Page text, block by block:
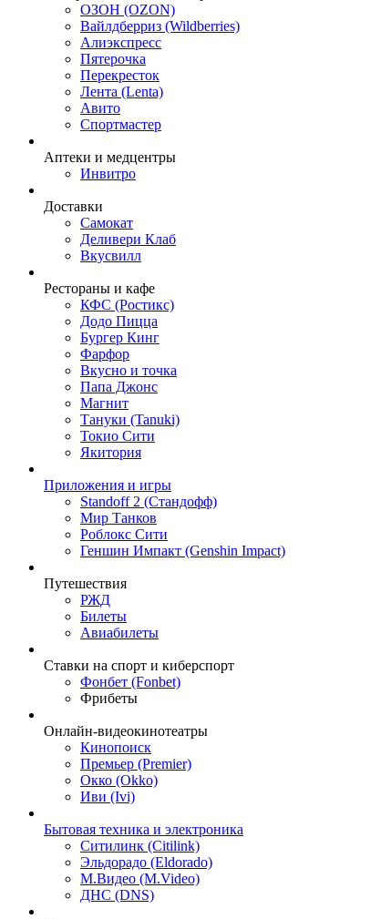
ОЗОН (OZON)
Вайлдберриз (Wildberries)
Алиэкспресс
Пятерочка
Перекресток
Лента (Lenta)
Авито
Спортмастер
Аптеки и медцентры
Инвитро
Доставки
Самокат
Деливери Клаб
Вкусвилл
Рестораны и кафе
КФС (Ростикс)
Додо Пицца
Бургер Кинг
Фарфор
Вкусно и точка
Папа Джонс
Магнит
Тануки (Tanuki)
Токио Сити
Якитория
Приложения и игры
Standoff 2 (Стандофф)
Мир Танков
Роблокс Сити
Геншин Импакт (Genshin Impact)
Путешествия
РЖД
Билеты
Авиабилеты
Ставки на спорт и киберспорт
Фонбет (Fonbet)
Фрибеты
Онлайн-видеокинотеатры
Кинопоиск
Премьер (Premier)
Окко (Okko)
Иви (Ivi)
Бытовая техника и электроника
Ситилинк (Citilink)
Эльдорадо (Eldorado)
М.Видео (M.Video)
ДНС (DNS)